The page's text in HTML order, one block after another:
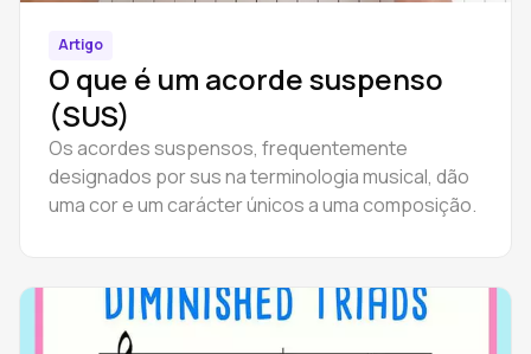
Artigo
O que é um acorde suspenso
(SUS)
Os acordes suspensos, frequentemente
designados por sus na terminologia musical, dão
uma cor e um carácter únicos a uma composição.